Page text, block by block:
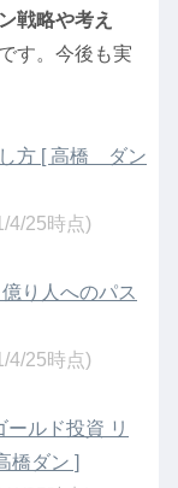
戦略や考え
です。今後も実
方 [ 高橋 ダン
4/25時点)
り人へのパス
4/25時点)
ルド投資 リ
橋ダン ]